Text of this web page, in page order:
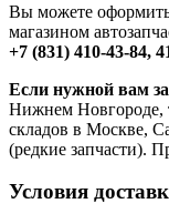
Вы можете оформить
магазином
+7 (831) 410-43-84,
Если нужной вам
Нижнем Новгороде,
складов в Москве,
(редкие запчасти).
Условия